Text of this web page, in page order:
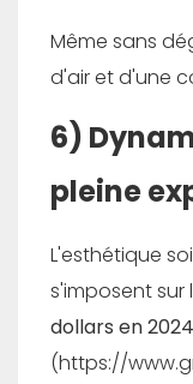
Même sans
d'air et d'une
6)
pleine
L'esthétique
s'imposent sur
dollars en 2024
(https://